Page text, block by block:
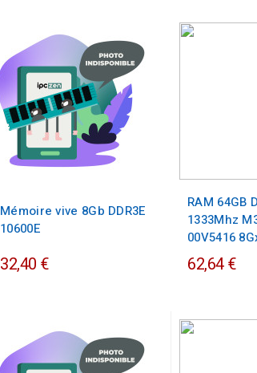
Mémoire vive 8Gb DDR3E
10600E
32,40 €
RAM 64GB
1333Mhz
00V5416
62,64 €